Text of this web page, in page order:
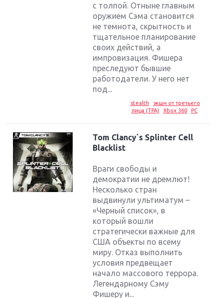
с толпой. Отныне главным
оружием Сэма становится
не темнота, скрытность и
тщательное планирование
своих действий, а
импровизация. Фишера
преследуют бывшие
работодатели. У него нет
под...
stealth
экшн от третьего
лица (TPA)
Xbox 360 PC
Tom Clancy`s Splinter Cell
Blacklist
Враги свободы и
демократии не дремлют!
Несколько стран
выдвинули ультиматум –
«Черный список», в
который вошли
стратегически важные для
США объекты по всему
миру. Отказ выполнить
условия предвещает
начало массового террора.
Легендарному Сэму
Фишеру и...